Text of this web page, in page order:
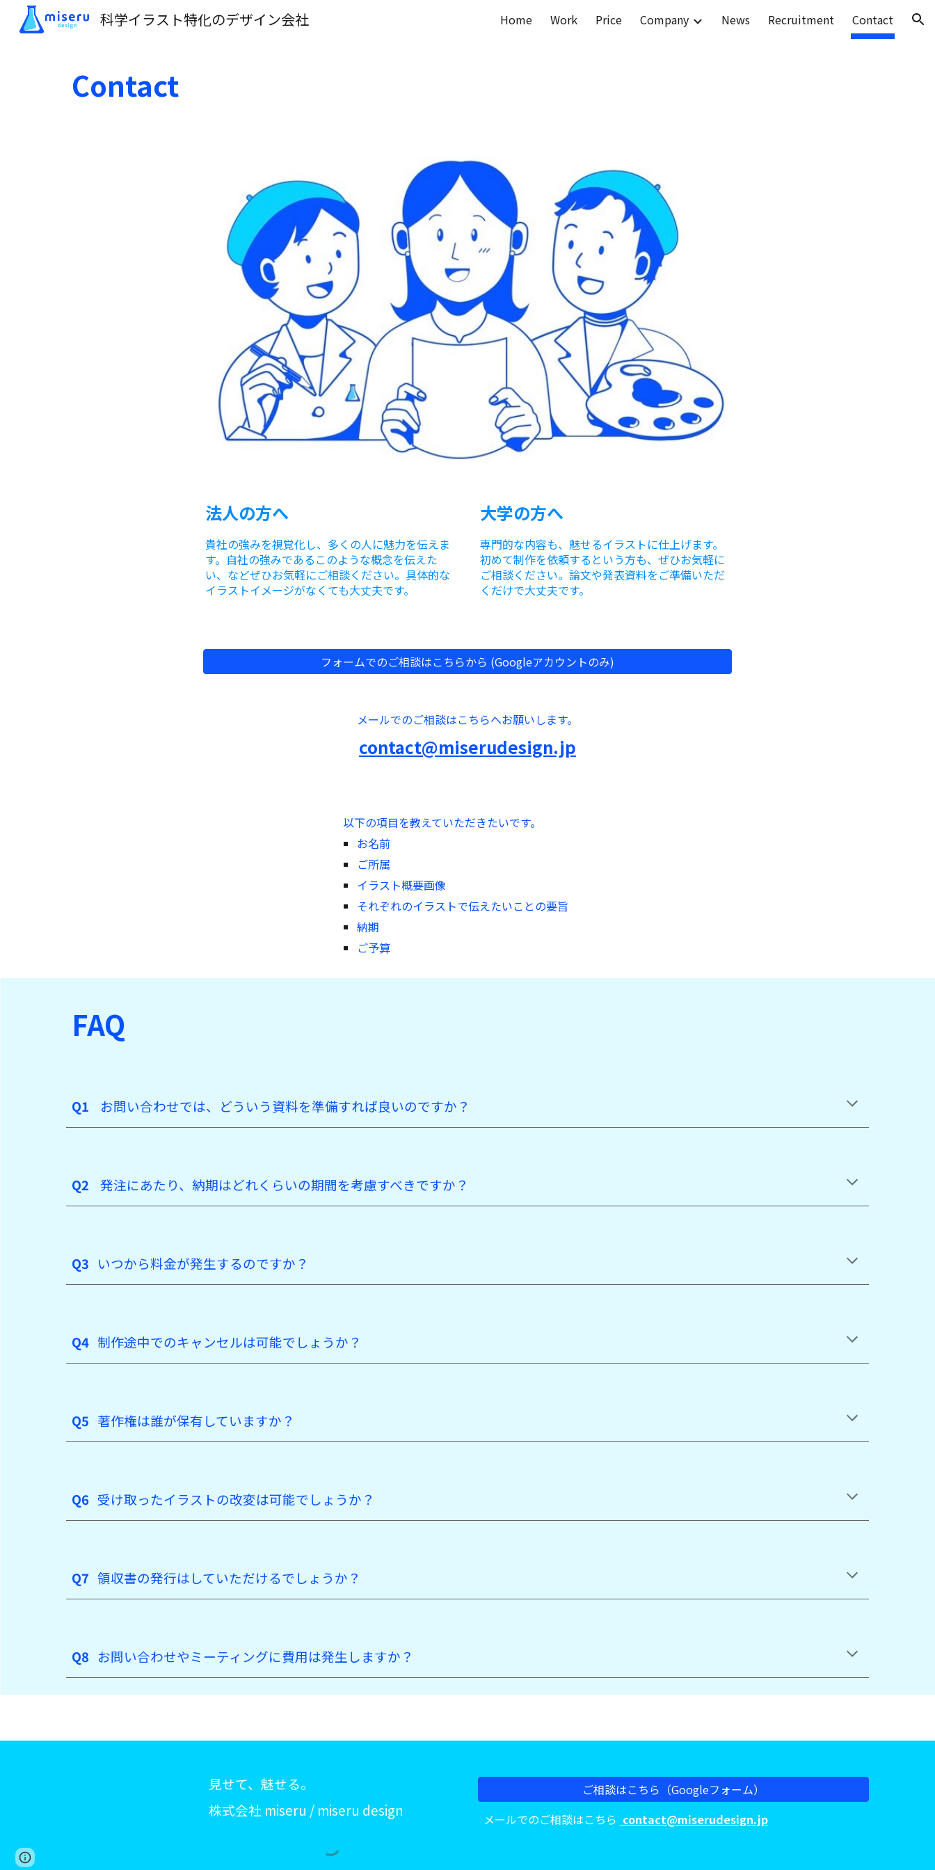
Skip to main content Skip to navigation
科学イラスト特化のデザイン会社 Home Work Price Company News Recruitment Contact
Contact
法人の方へ
貴社の強みを視覚化し、多くの人に魅力を伝えま
す。自社の強みであるこのような概念を伝えた
い、などぜひお気軽にご相談ください。具体的な
イラストイメージがなくても大丈夫です。
大学の方へ
専門的な内容も、魅せるイラストに仕上げます。
初めて制作を依頼するという方も、ぜひお気軽に
ご相談ください。論文や発表資料をご準備いただ
くだけで大丈夫です。
フォームでのご相談はこちらから (Googleアカウントのみ)
メールでのご相談はこちらへお願いします。
contact@miserudesign.jp
以下の項目を教えていただきたいです。
お名前
ご所属
イラスト概要画像
それぞれのイラストで伝えたいことの要旨
納期
ご予算
FAQ
Q1 お問い合わせでは、どういう資料を準備すれば良いのですか？
Q2 発注にあたり、納期はどれくらいの期間を考慮すべきですか？
Q3 いつから料金が発生するのですか？
Q4 制作途中でのキャンセルは可能でしょうか？
Q5 著作権は誰が保有していますか？
Q6受け取ったイラストの改変は可能でしょうか？
Q7領収書の発行はしていただけるでしょうか？
Q8お問い合わせやミーティングに費用は発生しますか？
見せて、魅せる。
株式会社 miseru / miseru design
ご相談はこちら（Googleフォーム）
メールでのご相談はこちら contact@miserudesign.jp